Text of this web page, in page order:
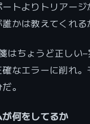
トよりトリアー
かは教えてくれる
はちょうど正しい
確なエラーに削れ
。
が何をしてるか